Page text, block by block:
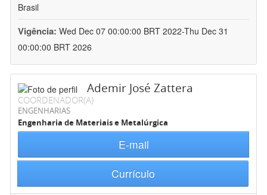
Brasil
Vigência: Wed Dec 07 00:00:00 BRT 2022-Thu Dec 31
00:00:00 BRT 2026
Ademir José Zattera
COORDENADOR(A)
ENGENHARIAS
Engenharia de Materiais e Metalúrgica
E-mail
Currículo